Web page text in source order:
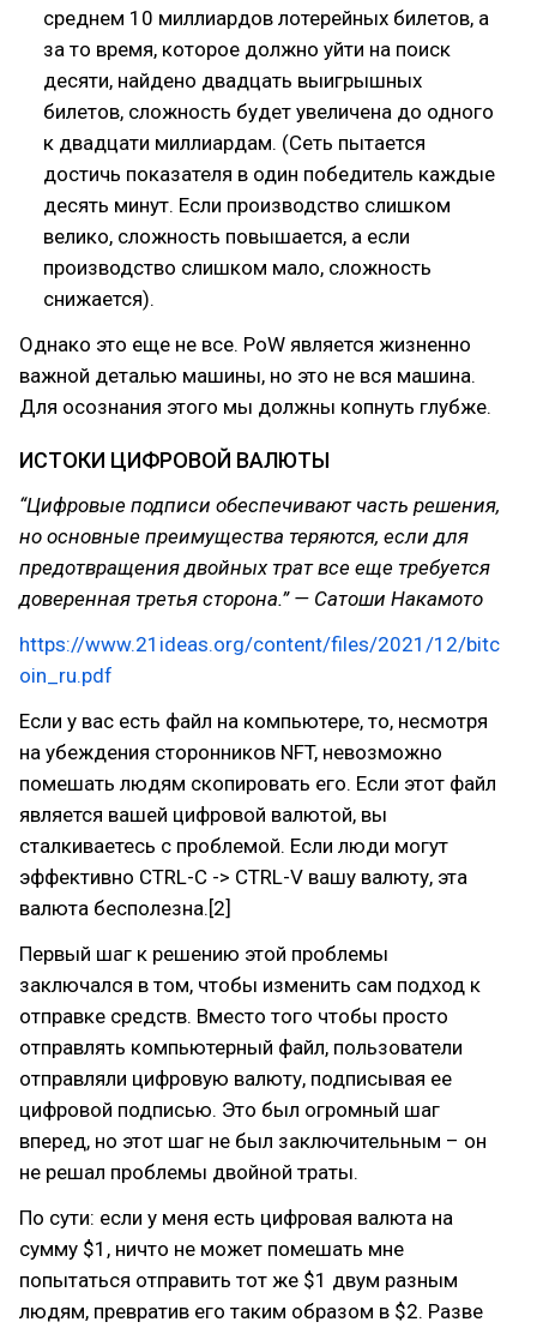
среднем 10 миллиардов лотерейных билетов, а
за то время, которое должно уйти на поиск
десяти, найдено двадцать выигрышных
билетов, сложность будет увеличена до одного
к двадцати миллиардам. (Сеть пытается
достичь показателя в один победитель каждые
десять минут. Если производство слишком
велико, сложность повышается, а если
производство слишком мало, сложность
снижается).
Однако это еще не все. PoW является жизненно
важной деталью машины, но это не вся машина.
Для осознания этого мы должны копнуть глубже.
ИСТОКИ ЦИФРОВОЙ ВАЛЮТЫ
“Цифровые подписи обеспечивают часть решения,
но основные преимущества теряются, если для
предотвращения двойных трат все еще требуется
доверенная третья сторона.” — Сатоши Накамото
https://www.21ideas.org/content/files/2021/12/bitc
oin_ru.pdf
Если у вас есть файл на компьютере, то, несмотря
на убеждения сторонников NFT, невозможно
помешать людям скопировать его. Если этот файл
является вашей цифровой валютой, вы
сталкиваетесь с проблемой. Если люди могут
эффективно CTRL-C -> CTRL-V вашу валюту, эта
валюта бесполезна.[2]
Первый шаг к решению этой проблемы
заключался в том, чтобы изменить сам подход к
отправке средств. Вместо того чтобы просто
отправлять компьютерный файл, пользователи
отправляли цифровую валюту, подписывая ее
цифровой подписью. Это был огромный шаг
вперед, но этот шаг не был заключительным – он
не решал проблемы двойной траты.
По сути: если у меня есть цифровая валюта на
сумму $1, ничто не может помешать мне
попытаться отправить тот же $1 двум разным
людям, превратив его таким образом в $2. Разве